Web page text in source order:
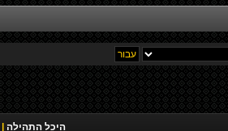
היכל התהילה